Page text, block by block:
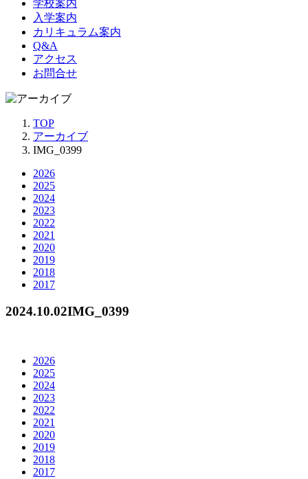
学校案内
入学案内
カリキュラム案内
Q&A
アクセス
お問合せ
TOP
アーカイブ
IMG_0399
2026
2025
2024
2023
2022
2021
2020
2019
2018
2017
2024.10.02IMG_0399
2026
2025
2024
2023
2022
2021
2020
2019
2018
2017